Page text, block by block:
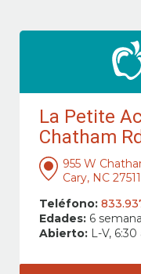
La Petite
Chatham Rd
955 W
Cary, NC 27511
Teléfono:
Edades: 6
Abierto: L-V,